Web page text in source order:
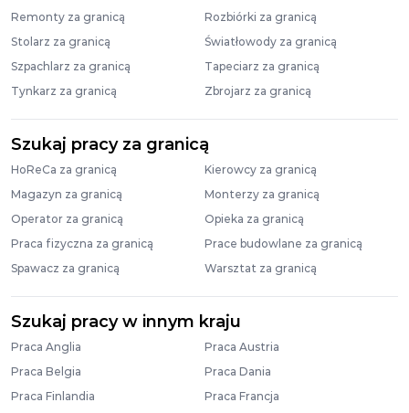
Remonty za granicą
Rozbiórki za granicą
Stolarz za granicą
Światłowody za granicą
Szpachlarz za granicą
Tapeciarz za granicą
Tynkarz za granicą
Zbrojarz za granicą
Szukaj pracy za granicą
HoReCa za granicą
Kierowcy za granicą
Magazyn za granicą
Monterzy za granicą
Operator za granicą
Opieka za granicą
Praca fizyczna za granicą
Prace budowlane za granicą
Spawacz za granicą
Warsztat za granicą
Szukaj pracy w innym kraju
Praca Anglia
Praca Austria
Praca Belgia
Praca Dania
Praca Finlandia
Praca Francja